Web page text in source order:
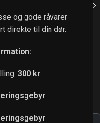
og gode råvarer
direkte til din dør.
300 kr